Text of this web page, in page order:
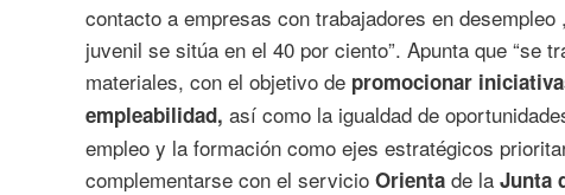
contacto a empresas con trabajadores en
juvenil se sitúa en el 40 por ciento”. Apunta que “se
materiales, con el objetivo de promocionar
empleabilidad, así como la igualdad de
empleo y la formación como ejes estratégicos
complementarse con el servicio Orienta de la Junta